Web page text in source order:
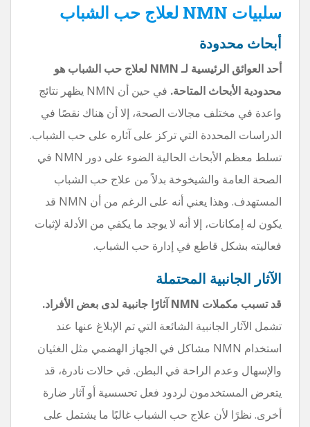
سلبيات NMN لعلاج حب الشباب
أبحاث محدودة
أحد العوائق الرئيسية لـ NMN لعلاج حب الشباب هو
محدودية الأبحاث المتاحة.
في حين أن NMN يظهر نتائج
واعدة في مختلف مجالات الصحة، إلا أن هناك نقصًا في
الدراسات المحددة التي تركز على آثاره على حب الشباب.
تسلط معظم الأبحاث الحالية الضوء على دور NMN في
الصحة العامة والشيخوخة بدلاً من علاج حب الشباب
المستهدف. وهذا يعني أنه على الرغم من أن NMN قد
يكون له إمكانات، إلا أنه لا يوجد ما يكفي من الأدلة لإثبات
فعاليته بشكل قاطع في إدارة حب الشباب.
الآثار الجانبية المحتملة
قد تسبب مكملات NMN آثارًا جانبية لدى بعض الأفراد.
تشمل الآثار الجانبية الشائعة التي تم الإبلاغ عنها عند
استخدام NMN مشاكل في الجهاز الهضمي مثل الغثيان
والإسهال وعدم الراحة في البطن. في حالات نادرة، قد
يتعرض المستخدمون لردود فعل تحسسية أو آثار ضارة
أخرى. نظرًا لأن علاج حب الشباب غالبًا ما يشتمل على